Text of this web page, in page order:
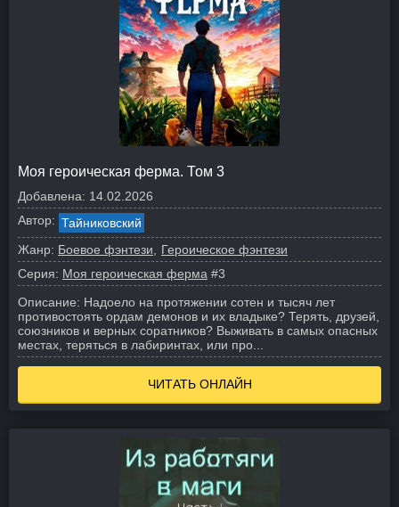
Моя героическая ферма. Том 3
Добавлена: 14.02.2026
Автор: Тайниковский
Жанр: Боевое фэнтези
Героическое фэнтези
Серия: Моя героическая ферма #3
Описание: Надоело на протяжении сотен и тысяч лет
противостоять ордам демонов и их владыке? Терять, друзей,
союзников и верных соратников? Выживать в самых опасных
местах, теряться в лабиринтах, или про...
ЧИТАТЬ ОНЛАЙН